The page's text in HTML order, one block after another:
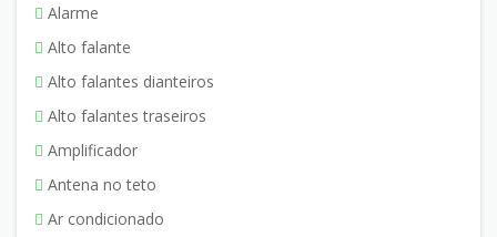
Alarme
Alto falante
Alto falantes dianteiros
Alto falantes traseiros
Amplificador
Antena no teto
Ar condicionado